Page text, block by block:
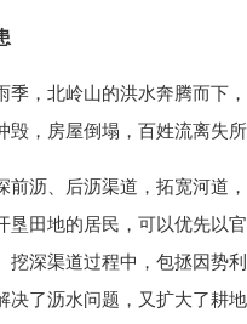
季，北岭山的洪水奔腾而下
，房屋倒塌，百姓流离失所
前沥、后沥渠道，拓宽河道
垦田地的居民，可以优先以
挖深渠道过程中， 包拯因势
决了沥水问题，又扩大了耕